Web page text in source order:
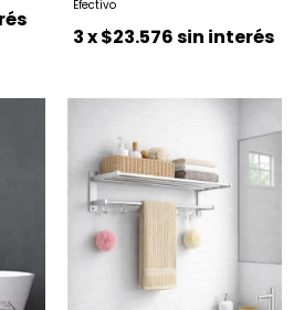
3x$23.576sin interés